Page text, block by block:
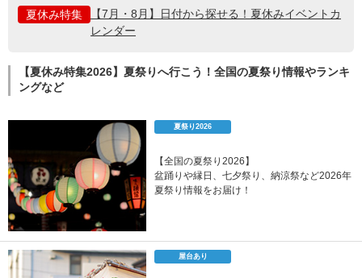
夏休み特集
【7月・8月】日付から探せる！夏休みイベントカ
レンダー
【夏休み特集2026】夏祭りへ行こう！全国の夏祭り情報やランキ
ングなど
夏祭り2026
【全国の夏祭り2026】
盆踊りや縁日、七夕祭り、納涼祭など2026年
夏祭り情報をお届け！
屋台あり